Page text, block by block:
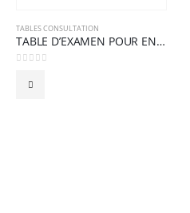
TABLES CONSULTATION
TABLE D’EXAMEN POUR ENFANTS